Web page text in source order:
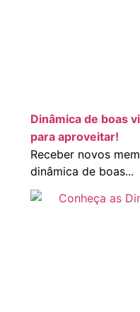
Dinâmica de boas
para aproveitar!
Receber novos
dinâmica de boas...